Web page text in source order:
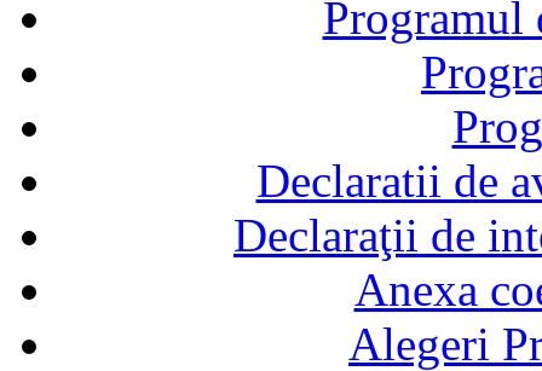
Declaratii de
Declaraţii de
Anexa
Alegeri